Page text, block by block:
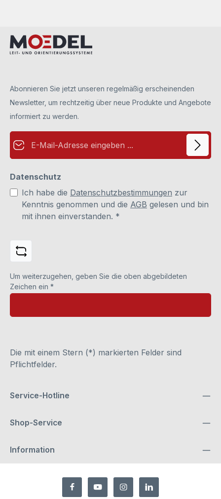
Abonnieren Sie jetzt unseren regelmäßig erscheinenden
Newsletter, um rechtzeitig über neue Produkte und Angebote
informiert zu werden.
E-Mail-Adresse*
Datenschutz
Ich habe die Datenschutzbestimmungen zur
Kenntnis genommen und die AGB gelesen und bin
mit ihnen einverstanden. *
Um weiterzugehen, geben Sie die oben abgebildeten
Zeichen ein *
Die mit einem Stern (*) markierten Felder sind
Pflichtfelder.
Service-Hotline
Shop-Service
Information